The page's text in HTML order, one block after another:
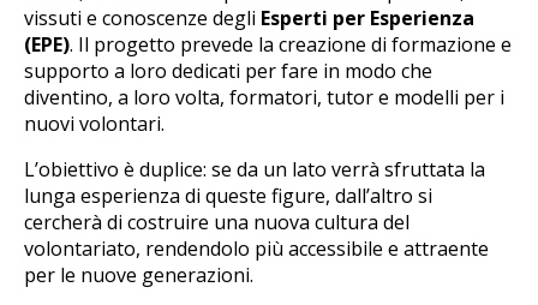
vissuti e conoscenze degli Esperti per Esperienza
(EPE). Il progetto prevede la creazione di formazione e
supporto a loro dedicati per fare in modo che
diventino, a loro volta, formatori, tutor e modelli per i
nuovi volontari.
L’obiettivo è duplice: se da un lato verrà sfruttata la
lunga esperienza di queste figure, dall’altro si
cercherà di costruire una nuova cultura del
volontariato, rendendolo più accessibile e attraente
per le nuove generazioni.